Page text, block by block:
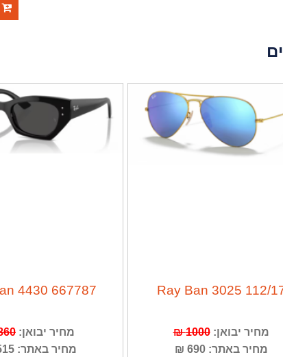
112/17 Ray Ban
מחיר יבואן:1000 ₪
מחיר באתר: 690 ₪
4430 667787
מחיר יבואן: ₪
מחיר באתר: 515 ₪